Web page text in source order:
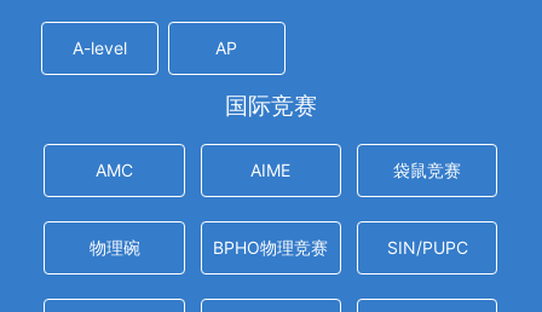
A-level AP
国际竞赛
AMC AIME 袋鼠竞赛
物理碗 BPHO物理竞赛 SIN/PUPC